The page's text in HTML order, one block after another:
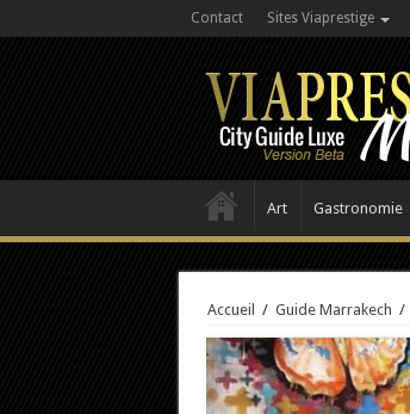
Contact Sites Viaprestige
Art Gastronomie
Accueil / Guide Marrakech /